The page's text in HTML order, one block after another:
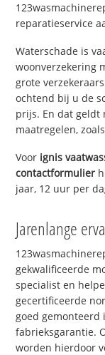
reparatieservice
Waterschade is
woonverzekering
grote
ochtend bij u de
prijs. En dat geldt
maatregelen,
Voor ignis
contactformulier
jaar, 12 uur per
Jarenlange
gekwalificeerde
specialist en
gecertificeerde
goed gemonteerd
fabrieksgarantie.
worden hierdoor